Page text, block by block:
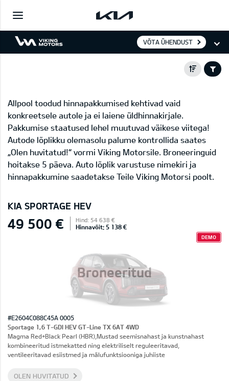
VÕTA ÜHENDUST
Allpool toodud hinnapakkumised kehtivad vaid
konkreetsele autole ja ei laiene üldhinnakirjale.
Pakkumise staatused lehel muutuvad väikese viitega!
Autode lõplikku olemasolu palume kontrollida saates
„Olen huvitatud!“ vormi Viking Motorsile. Broneeringuid
hoitakse 5 päeva. Auto lõplik varustuse nimekiri ja
hinnapakkumine saadetakse Teile Viking Motorsi poolt.
KIA SPORTAGE HEV
Broneeritud
49 500 € Hind: 54 638 €
Hinnavõit: 5 138 €
DEMO
#E2604C088C45A 0005
Sportage 1,6 T-GDI HEV GT-Line TX 6AT 4WD
Magma Red+Black Pearl (HBR),Mustad seemisnahast ja kunstnahast
kombineeritud istmekatted ning elektriliselt reguleeritavad,
ventileeritavad esiistmed ja mälufunktsiooniga juhiiste
OLEN HUVITATUD